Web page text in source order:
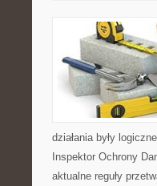
działania były
Inspektor Ochrony
aktualne reguły